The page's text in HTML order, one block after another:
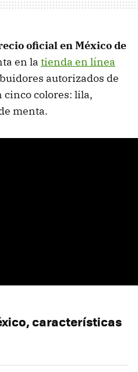
oficial en México de
en la tienda en línea
autorizados de
colores: lila,
menta.
características